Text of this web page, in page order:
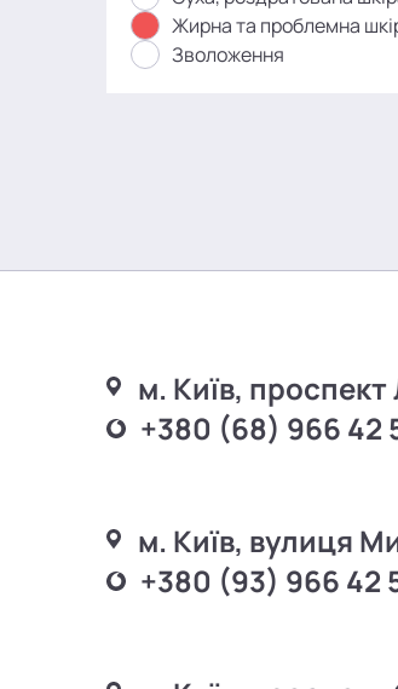
Жирна та проблемна
Зволоження
м. Київ,
+380 (68) 966 42
м. Київ, вулиця
+380 (93) 966 42